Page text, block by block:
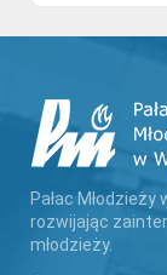
Pałac
rozwijając
młodzieży.